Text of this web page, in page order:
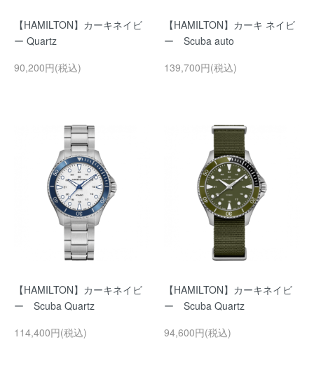
【HAMILTON】カーキネイビ
ー Quartz
90,200円(税込)
【HAMILTON】カーキ ネイビ
ー Scuba auto
139,700円(税込)
【HAMILTON】カーキネイビ
ー Scuba Quartz
114,400円(税込)
【HAMILTON】カーキネイビ
ー Scuba Quartz
94,600円(税込)